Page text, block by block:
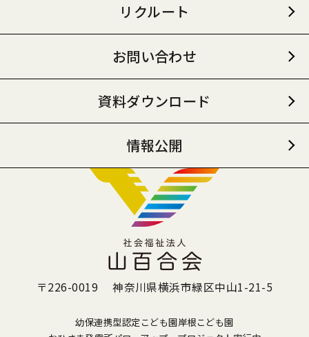
リクルート
お問い合わせ
資料ダウンロード
情報公開
〒226-0019 神奈川県横浜市緑区中山1-21-5
幼保連携型認定こども園岸根こども園